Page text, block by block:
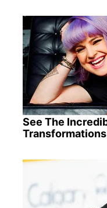
See The